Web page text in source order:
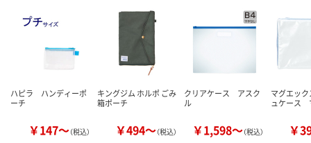
ハピラ ハンディーポ
ーチ
￥147～（税込）
キングジム ホルポ ごみ
箱ポーチ
￥494～（税込）
クリアケース アスク
ル
￥1,598～（税込）
マグエッ
ュケース
￥